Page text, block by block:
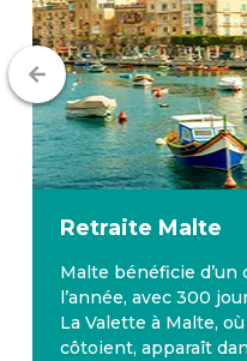
Retraite Malte
Malte bénéficie
l’année, avec 300
La Valette à Malte,
côtoient, apparaît